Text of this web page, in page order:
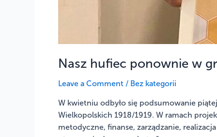
Nasz hufiec ponownie w
Leave a Comment / Bez kategorii
W kwietniu odbyło się podsumowanie
Wielkopolskich 1918/1919. W ramach
metodyczne, finanse, zarządzanie,